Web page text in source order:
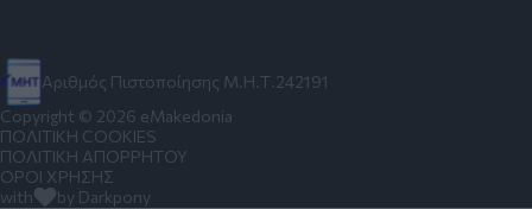
Αριθμός Πιστοποίησης Μ.Η.Τ.242191
Copyright © 2026 eMakedonia
ΠΟΛΙΤΙΚΗ COOKIES
ΠΟΛΙΤΙΚΗ ΑΠΟΡΡΗΤΟΥ
ΟΡΟΙ ΧΡΗΣΗΣ
with
by Darkpony